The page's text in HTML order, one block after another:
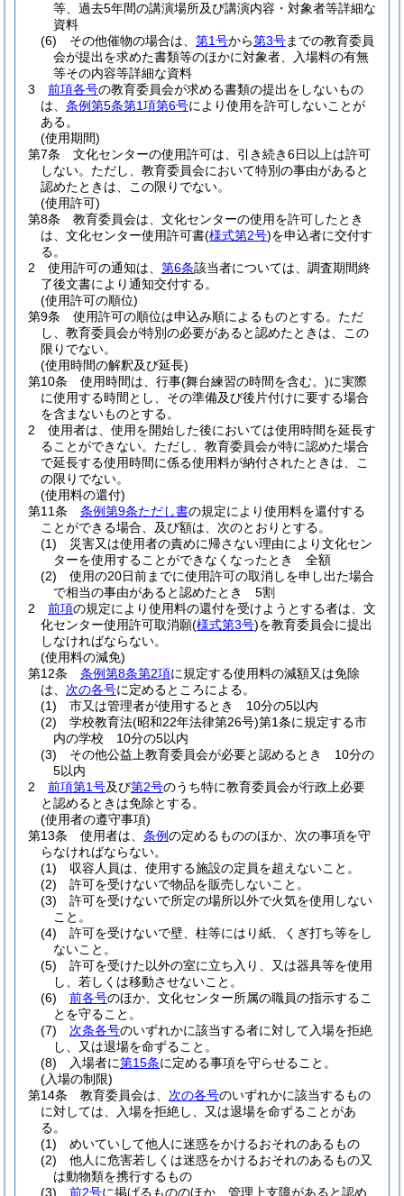
等、過去5年間の講演場所及び講演内容・対象者等詳細な
資料
(6)
その他催物の場合は、 第1号から第3号までの教育委員
会が提出を求めた書類等のほかに対象者、入場料の有無
等その内容等詳細な資料
3
前項各号の教育委員会が求める書類の提出をしないもの
は、 条例第5条第1項第6号により使用を許可しないことが
ある。
(使用期間)
第7条
文化センターの使用許可は、引き続き6日以上は許可
しない。 ただし、教育委員会において特別の事由があると
認めたときは、この限りでない。
(使用許可)
第8条
教育委員会は、文化センターの使用を許可したとき
は、文化センター使用許可書(様式第2号)を申込者に交付す
る。
2
使用許可の通知は、 第6条該当者については、調査期間終
了後文書により通知交付する。
(使用許可の順位)
第9条
使用許可の順位は申込み順によるものとする。 ただ
し、教育委員会が特別の必要があると認めたときは、この
限りでない。
(使用時間の解釈及び延長)
第10条
使用時間は、行事(舞台練習の時間を含む。)に実際
に使用する時間とし、その準備及び後片付けに要する場合
を含まないものとする。
2
使用者は、使用を開始した後においては使用時間を延長す
ることができない。 ただし、教育委員会が特に認めた場合
で延長する使用時間に係る使用料が納付されたときは、こ
の限りでない。
(使用料の還付)
第11条
条例第9条ただし書の規定により使用料を還付する
ことができる場合、及び額は、次のとおりとする。
(1)
災害又は使用者の責めに帰さない理由により文化セン
ターを使用することができなくなったとき 全額
(2)
使用の20日前までに使用許可の取消しを申し出た場合
で相当の事由があると認めたとき 5割
2
前項の規定により使用料の還付を受けようとする者は、文
化センター使用許可取消願(様式第3号)を教育委員会に提出
しなければならない。
(使用料の減免)
第12条
条例第8条第2項に規定する使用料の減額又は免除
は、 次の各号に定めるところによる。
(1)
市又は管理者が使用するとき 10分の5以内
(2)
学校教育法(昭和22年法律第26号)第1条に規定する市
内の学校 10分の5以内
(3)
その他公益上教育委員会が必要と認めるとき 10分の
5以内
2
前項第1号及び第2号のうち特に教育委員会が行政上必要
と認めるときは免除とする。
(使用者の遵守事項)
第13条
使用者は、 条例の定めるもののほか、次の事項を守
らなければならない。
(1)
収容人員は、使用する施設の定員を超えないこと。
(2)
許可を受けないで物品を販売しないこと。
(3)
許可を受けないで所定の場所以外で火気を使用しない
こと。
(4)
許可を受けないで壁、柱等にはり紙、くぎ打ち等をし
ないこと。
(5)
許可を受けた以外の室に立ち入り、又は器具等を使用
し、若しくは移動させないこと。
(6)
前各号のほか、文化センター所属の職員の指示するこ
とを守ること。
(7)
次条各号のいずれかに該当する者に対して入場を拒絶
し、又は退場を命ずること。
(8)
入場者に第15条に定める事項を守らせること。
(入場の制限)
第14条
教育委員会は、 次の各号のいずれかに該当するもの
に対しては、入場を拒絶し、又は退場を命ずることがあ
る。
(1)
めいていして他人に迷惑をかけるおそれのあるもの
(2)
他人に危害若しくは迷惑をかけるおそれのあるもの又
は動物類を携行するもの
(3)
前2号に掲げるもののほか、管理上支障があると認め